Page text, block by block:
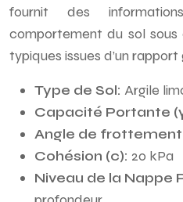
fournit des
comportement du sol sous
typiques issues d’un
Type de Sol: Argile
Capacité Portante
Angle de
Cohésion (c): 20 kPa
Niveau de la Nappe